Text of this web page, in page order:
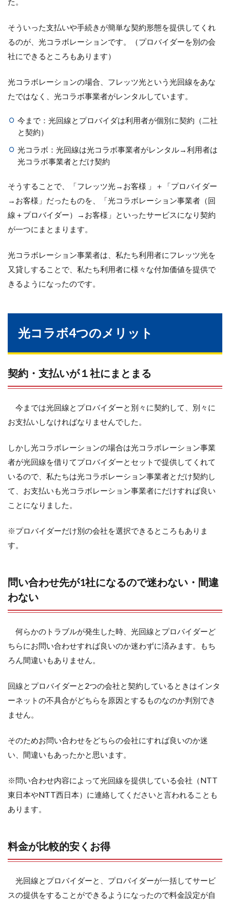
そういった支払いや手続きが簡単な契約形態を提供してくれ
るのが、光コラボレーションです。（プロバイダーを別の会
社にできるところもあります）
光コラボレーションの場合、フレッツ光という光回線をあな
たではなく、光コラボ事業者がレンタルしています。
今まで：光回線とプロバイダは利用者が個別に契約（二社
と契約）
光コラボ：光回線は光コラボ事業者がレンタル→利用者は
光コラボ事業者とだけ契約
そうすることで、「フレッツ光→お客様 」＋「プロバイダー
→お客様」だったものを、「光コラボレーション事業者（回
線＋プロバイダー）→お客様」といったサービスになり契約
が一つにまとまります。
光コラボレーション事業者は、私たち利用者にフレッツ光を
又貸しすることで、私たち利用者に様々な付加価値を提供で
きるようになったのです。
光コラボ4つのメリット
契約・支払いが１社にまとまる
今までは光回線とプロバイダーと別々に契約して、別々に
お支払いしなければなりませんでした。
しかし光コラボレーションの場合は光コラボレーション事業
者が光回線を借りてプロバイダーとセットで提供してくれて
いるので、私たちは光コラボレーション事業者とだけ契約し
て、お支払いも光コラボレーション事業者にだけすれば良い
ことになりました。
※プロバイダーだけ別の会社を選択できるところもありま
す。
問い合わせ先が1社になるので迷わない・間違
わない
何らかのトラブルが発生した時、光回線とプロバイダーど
ちらにお問い合わせすれば良いのか迷わずに済みます。もち
ろん間違いもありません。
回線とプロバイダーと2つの会社と契約しているときはインタ
ーネットの不具合がどちらを原因とするものなのか判別でき
ません。
そのためお問い合わせをどちらの会社にすれば良いのか迷
い、間違いもあったかと思います。
※問い合わせ内容によって光回線を提供している会社（NTT
東日本やNTT西日本）に連絡してくださいと言われることも
あります。
料金が比較的安くお得
光回線とプロバイダーと、プロバイダーが一括してサービ
スの提供をすることができるようになったので料金設定が自